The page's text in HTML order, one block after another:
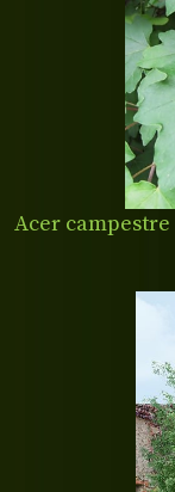
Acer campestre